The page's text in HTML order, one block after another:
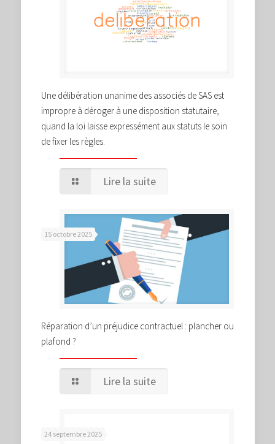
Une délibération unanime des associés de SAS est
impropre à déroger à une disposition statutaire,
quand la loi laisse expressément aux statuts le soin
de fixer les règles.
Lire la suite
15 octobre 2025
Réparation d’un préjudice contractuel : plancher ou
plafond ?
Lire la suite
24 septembre 2025